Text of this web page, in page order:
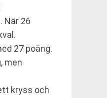
När 26
27 poäng.
men
kryss och